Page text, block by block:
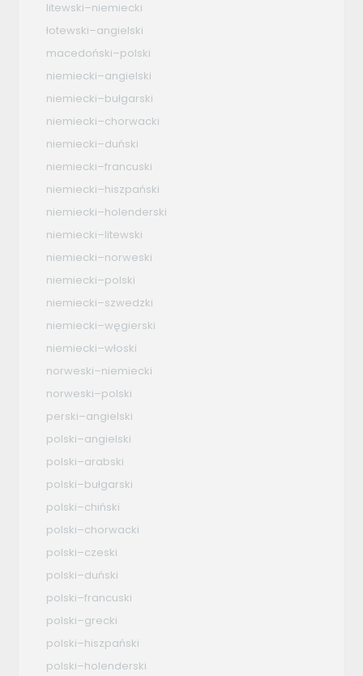
litewski–niemiecki
łotewski–angielski
macedoński–polski
niemiecki–angielski
niemiecki–bułgarski
niemiecki–chorwacki
niemiecki–duński
niemiecki–francuski
niemiecki–hiszpański
niemiecki–holenderski
niemiecki–litewski
niemiecki–norweski
niemiecki–polski
niemiecki–szwedzki
niemiecki–węgierski
niemiecki–włoski
norweski–niemiecki
norweski–polski
perski–angielski
polski–angielski
polski–arabski
polski–bułgarski
polski–chiński
polski–chorwacki
polski–czeski
polski–duński
polski–francuski
polski–grecki
polski–hiszpański
polski–holenderski